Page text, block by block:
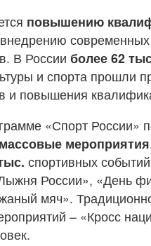
повышению
современных
В России более 62
и спорта прошли
и повышения
«Спорт России»
мероприятия
спортивных
России», «День
мяч».
– «Кросс